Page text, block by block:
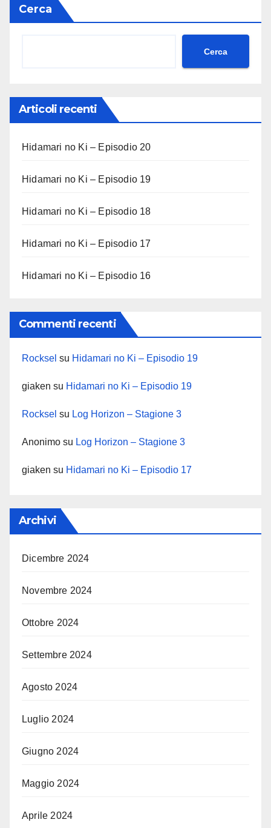
Cerca
Cerca
Articoli recenti
Hidamari no Ki – Episodio 20
Hidamari no Ki – Episodio 19
Hidamari no Ki – Episodio 18
Hidamari no Ki – Episodio 17
Hidamari no Ki – Episodio 16
Commenti recenti
Rocksel su Hidamari no Ki – Episodio 19
giaken su Hidamari no Ki – Episodio 19
Rocksel su Log Horizon – Stagione 3
Anonimo su Log Horizon – Stagione 3
giaken su Hidamari no Ki – Episodio 17
Archivi
Dicembre 2024
Novembre 2024
Ottobre 2024
Settembre 2024
Agosto 2024
Luglio 2024
Giugno 2024
Maggio 2024
Aprile 2024